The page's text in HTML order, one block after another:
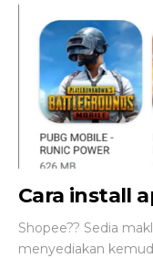
Cara install
Shopee?? Sedia
menyediakan